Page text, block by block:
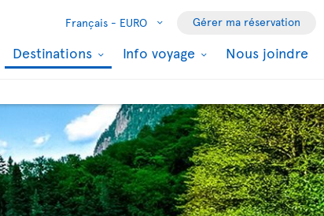
Français - EURO Gérer ma réservation
Destinations Info voyage Nous joindre